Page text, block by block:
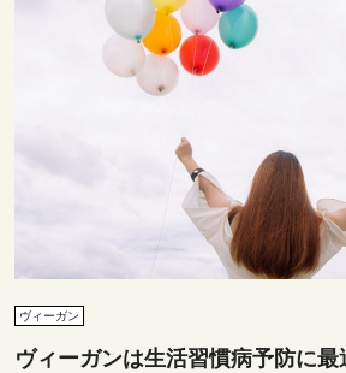
ヴィーガン
ヴィーガンは生活習慣病予防に